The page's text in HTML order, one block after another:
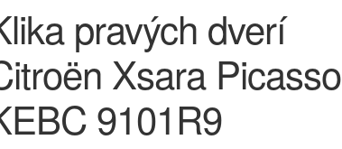
pravých dverí
Xsara Picasso
9101R9